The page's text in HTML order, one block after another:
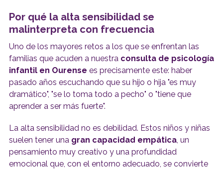
Por qué la alta sensibilidad se
malinterpreta con frecuencia
Uno de los mayores retos a los que se enfrentan las
familias que acuden a nuestra consulta de psicología
infantil en Ourense es precisamente este: haber
pasado años escuchando que su hijo o hija "es muy
dramático", "se lo toma todo a pecho" o "tiene que
aprender a ser más fuerte".
La alta sensibilidad no es debilidad. Estos niños y niñas
suelen tener una gran capacidad empática, un
pensamiento muy creativo y una profundidad
emocional que, con el entorno adecuado, se convierte